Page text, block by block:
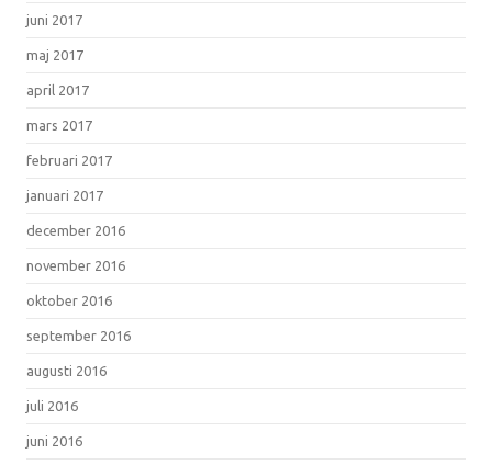
juni 2017
maj 2017
april 2017
mars 2017
februari 2017
januari 2017
december 2016
november 2016
oktober 2016
september 2016
augusti 2016
juli 2016
juni 2016